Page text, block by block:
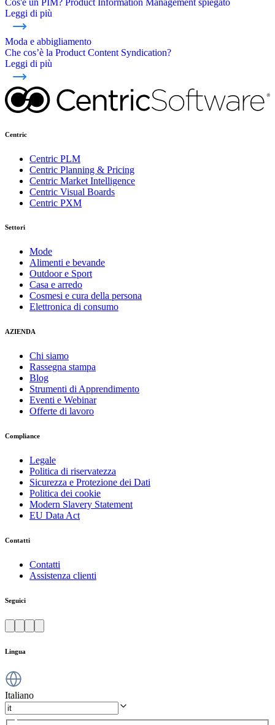
Cos'è un PIM? Product Information Management spiegato
Leggi di più
Moda e abbigliamento
Che cos’è la Product Content Syndication?
Leggi di più
Centric
Centric PLM
Centric Planning & Pricing
Centric Market Intelligence
Centric Visual Boards
Centric PXM
Settori
Mode
Alimenti e bevande
Outdoor e Sport
Casa e arredo
Cosmesi e cura della persona
Elettronica di consumo
AZIENDA
Chi siamo
Rassegna stampa
Blog
Strumenti di Apprendimento
Eventi e Webinar
Offerte di lavoro
Compliance
Legale
Politica di riservatezza
Sicurezza e Protezione dei Dati
Politica dei cookie
Modern Slavery Statement
EU Data Act
Contatti
Contatti
Assistenza clienti
Seguici
Lingua
Italiano